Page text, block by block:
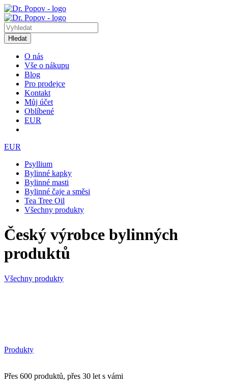
Hledat
O nás
Vše o nákupu
Blog
Pro prodejce
Kontakt
Můj účet
Oblíbené
EUR
EUR
Psyllium
Bylinné kapky
Bylinné masti
Bylinné čaje a směsi
Tea Tree Oil
Všechny produkty
Český výrobce bylinných
produktů
Všechny produkty
Produkty
Přes 600 produktů, přes 30 let s vámi